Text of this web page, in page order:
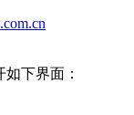
下界面：